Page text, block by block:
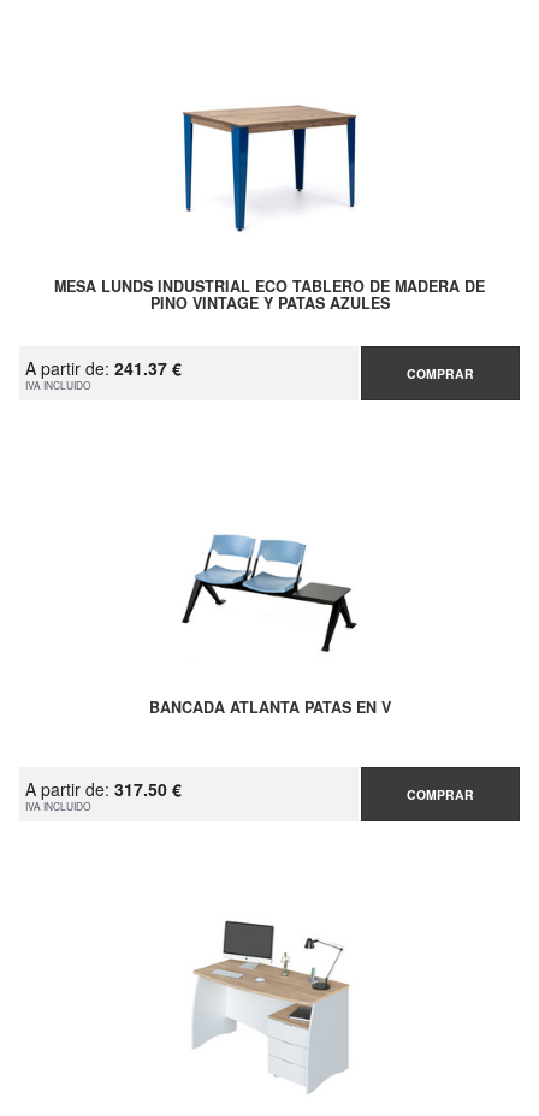
MESA LUNDS INDUSTRIAL ECO TABLERO DE MADERA DE
PINO VINTAGE Y PATAS AZULES
A partir de: 241.37 €
IVA INCLUIDO
COMPRAR
BANCADA ATLANTA PATAS EN V
A partir de: 317.50 €
IVA INCLUIDO
COMPRAR